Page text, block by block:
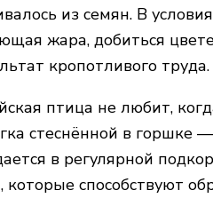
из семян. В
жара, добиться
кропотливого труда.
птица не любит,
стеснённой в горшке
в регулярной
способствуют